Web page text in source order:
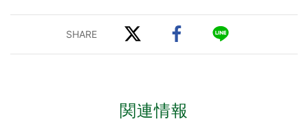
関連情報